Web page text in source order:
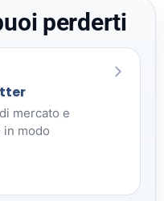
perderti
mercato e
modo